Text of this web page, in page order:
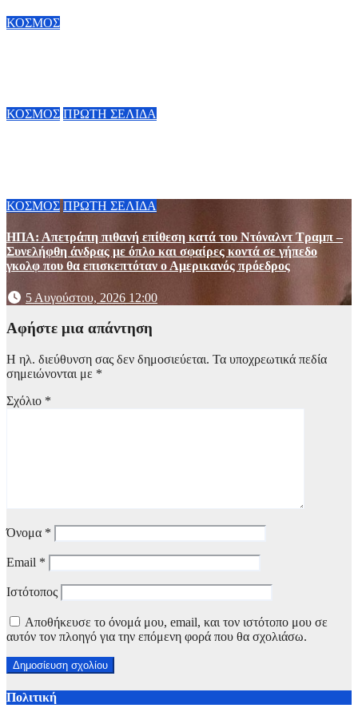
ΚΟΣΜΟΣ
ΚΟΣΜΟΣ ΠΡΩΤΗ ΣΕΛΙΔΑ
ΚΟΣΜΟΣ ΠΡΩΤΗ ΣΕΛΙΔΑ
ΗΠΑ: Απετράπη πιθανή επίθεση κατά του Ντόναλντ Τραμπ –
Συνελήφθη άνδρας με όπλο και σφαίρες κοντά σε γήπεδο
γκολφ που θα επισκεπτόταν ο Αμερικανός πρόεδρος
5 Αυγούστου, 2026 12:00
Αφήστε μια απάντηση
Η ηλ. διεύθυνση σας δεν δημοσιεύεται. Τα υποχρεωτικά πεδία
σημειώνονται με *
Σχόλιο *
Όνομα *
Email *
Ιστότοπος
Αποθήκευσε το όνομά μου, email, και τον ιστότοπο μου σε
αυτόν τον πλοηγό για την επόμενη φορά που θα σχολιάσω.
Πολιτική